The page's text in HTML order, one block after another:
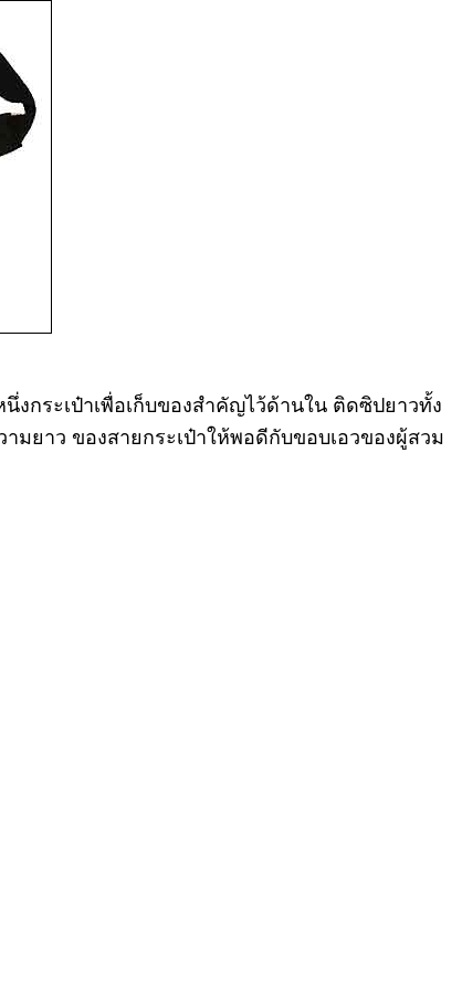
กระเป๋าเพื่อเก็บของสำคัญไว้ด้านใน ติดซิปยาวทั้ง
ยาว ของสายกระเป๋าให้พอดีกับขอบเอวของผู้สวม